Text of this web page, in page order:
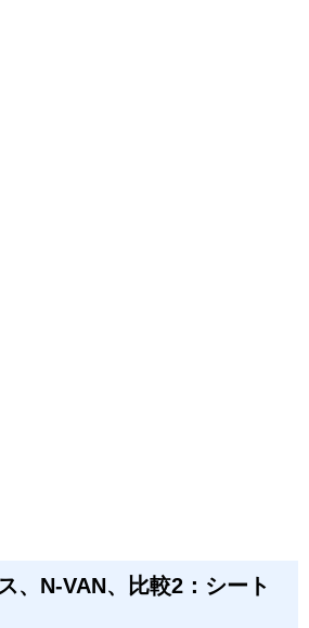
、N-VAN、比較2：シート